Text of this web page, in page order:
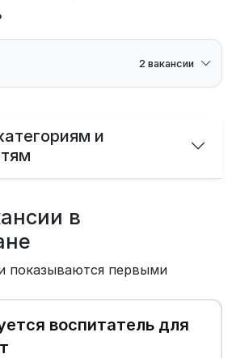
2 вакансии
и
в
показываются первыми
воспитатель для